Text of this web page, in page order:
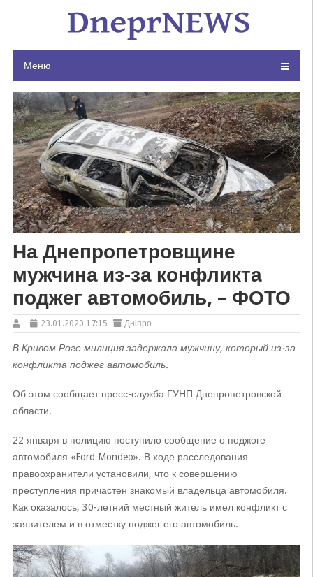
Меню
На Днепропетровщине
мужчина из-за конфликта
поджег автомобиль, – ФОТО
23.01.2020 17:15 Дніпро
В Кривом Роге милиция задержала мужчину, который из-за
конфликта поджег автомобиль.
Об этом сообщает пресс-служба ГУНП Днепропетровской
области.
22 января в полицию поступило сообщение о поджоге
автомобиля «Ford Mondeo». В ходе расследования
правоохранители установили, что к совершению
преступления причастен знакомый владельца автомобиля.
Как оказалось, 30-летний местный житель имел конфликт с
заявителем и в отместку поджег его автомобиль.